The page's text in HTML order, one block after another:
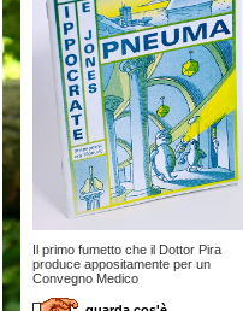
Il primo fumetto che il Dottor Pira
produce appositamente per un
Convegno Medico